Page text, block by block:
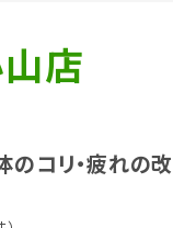
店
のコリ・疲れの